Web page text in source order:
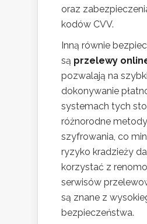
oraz
kodów CVV.
Inną równie
są przelewy
pozwalają na
dokonywanie
systemach tych
różnorodne metody
szyfrowania, co
ryzyko kradzieży
korzystać z
serwisów
są znane z
bezpieczeństwa.